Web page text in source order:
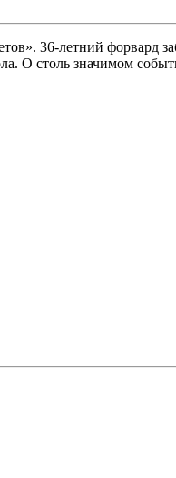
36-летний форвард
О столь значимом